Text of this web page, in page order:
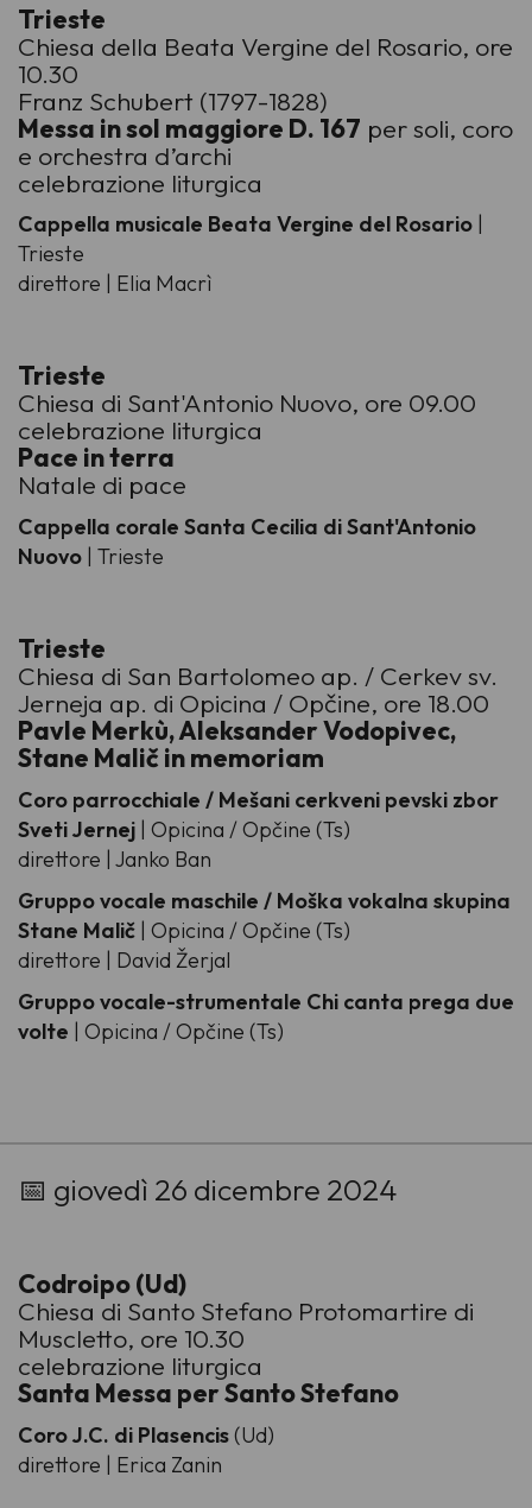
Trieste
Chiesa della Beata Vergine del Rosario, ore
10.30
Franz Schubert (1797-1828)
Messa in sol maggiore D. 167 per soli, coro
e orchestra d’archi
celebrazione liturgica
Cappella musicale Beata Vergine del Rosario |
Trieste
direttore | Elia Macrì
Trieste
Chiesa di Sant'Antonio Nuovo, ore 09.00
celebrazione liturgica
Pace in terra
Natale di pace
Cappella corale Santa Cecilia di Sant'Antonio
Nuovo | Trieste
Trieste
Chiesa di San Bartolomeo ap. / Cerkev sv.
Jerneja ap. di Opicina / Opčine, ore 18.00
Pavle Merkù, Aleksander Vodopivec,
Stane Malič in memoriam
Coro parrocchiale / Mešani cerkveni pevski zbor
Sveti Jernej | Opicina / Opčine (Ts)
direttore | Janko Ban
Gruppo vocale maschile / Moška vokalna skupina
Stane Malič | Opicina / Opčine (Ts)
direttore | David Žerjal
Gruppo vocale-strumentale Chi canta prega due
volte | Opicina / Opčine (Ts)
📅 giovedì 26 dicembre 2024
Codroipo (Ud)
Chiesa di Santo Stefano Protomartire di
Muscletto, ore 10.30
celebrazione liturgica
Santa Messa per Santo Stefano
Coro J.C. di Plasencis(Ud)
direttore | Erica Zanin